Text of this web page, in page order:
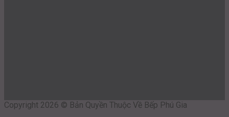
Copyright 2026 © Bản Quyền Thuộc Về Bếp Phú Gia